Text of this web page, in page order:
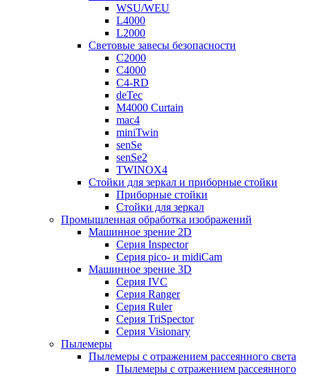
WSU/WEU
L4000
L2000
Световые завесы безопасности
C2000
C4000
C4-RD
deTec
M4000 Curtain
mac4
miniTwin
senSe
senSe2
TWINOX4
Стойки для зеркал и приборные стойки
Приборные стойки
Стойки для зеркал
Промышленная обработка изображений
Машинное зрение 2D
Серия Inspector
Серия pico- и midiCam
Машинное зрение 3D
Серия IVC
Серия Ranger
Серия Ruler
Серия TriSpector
Серия Visionary
Пылемеры
Пылемеры с отражением рассеянного света
Пылемеры с отражением рассеянного